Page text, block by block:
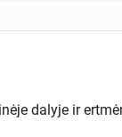
dalyje ir